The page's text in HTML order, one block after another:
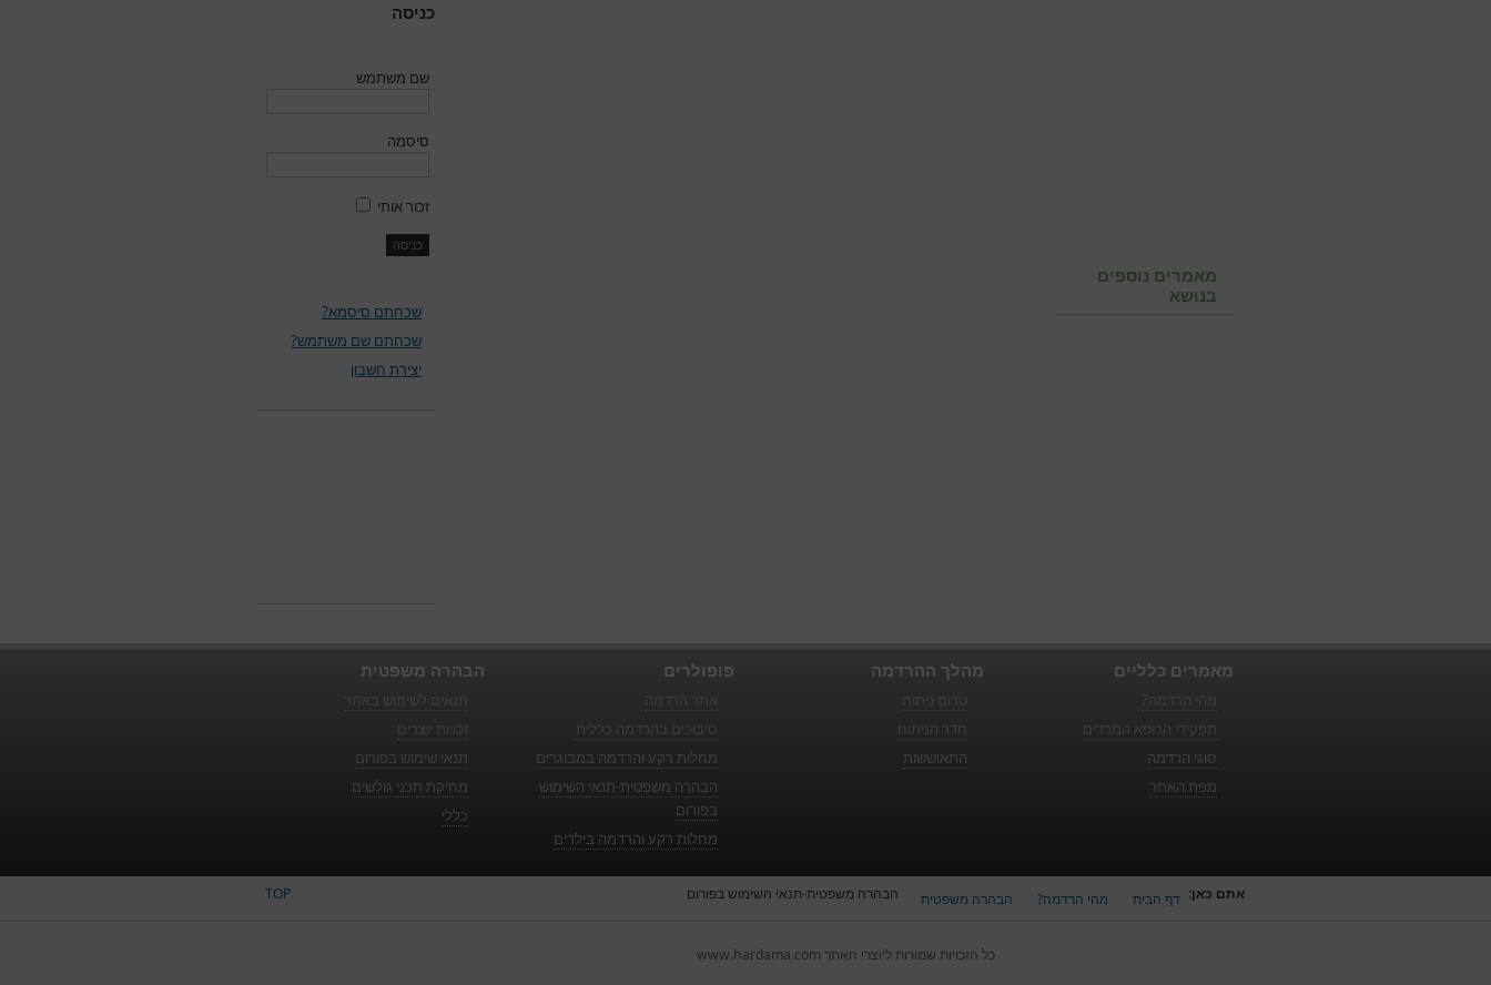
כניסה
שם משתמש
סיסמה
זכור אותי
שכחתם סיסמא?
שכחתם שם משתמש?
יצירת חשבון
מאמרים נוספים
בנושא
הבהרה משפטית
זכויות יוצרים
תנאי שימוש בפורום
מחיקת תכני גולשים
כללי
פופולרים
סיבוכים בהרדמה כללית
מחלות רקע והרדמה במבוגרים
הבהרה משפטית-תנאי השימוש
בפורום
מחלות רקע והרדמה בילדים
מהלך ההרדמה
חדר הניתוח
התאוששות
מאמרים כלליים
תפקידי הרופא המרדים
סוגי הרדמה
מפת האתר
אתם כאן: דף הבית מהי הרדמה? הבהרה משפטית הבהרה משפטית-תנאי השימוש בפורום TOP
כל הזכויות שמורות ליוצרי האתר www.hardama.com